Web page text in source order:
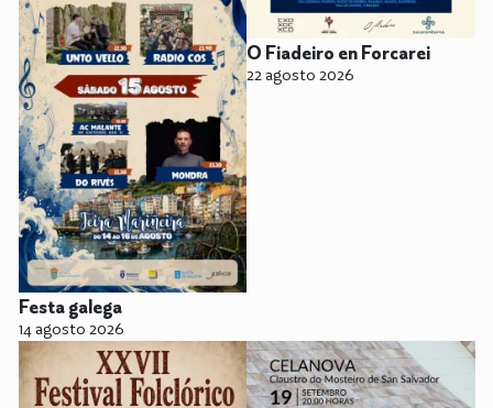
Festa galega
14 agosto 2026
O Fiadeiro en Forcarei
22 agosto 2026